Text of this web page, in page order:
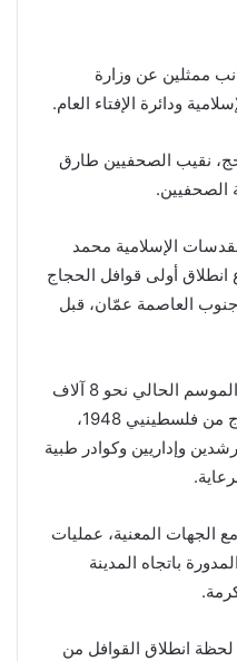
ممثلين عن وزارة
ودائرة الإفتاء العام.
نقيب الصحفيين طارق
الصحفيين.
الإسلامية محمد
انطلاق أولى قوافل الحجاج
جنوب العاصمة عمّان، قبل
ويبلغ عدد الحجاج الأردنيين خلال الموسم الحالي نحو 8 آلاف
حاج وحاجة، إضافة إلى 4500 حاج من فلسطينيي 1948،
وإداريين وكوادر طبية
الجهات المعنية، عمليات
باتجاه المدينة
انطلاق القوافل من